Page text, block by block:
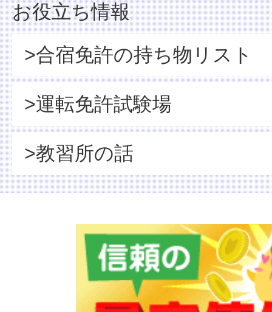
お役立ち情報
>合宿免許の持ち物リスト
>運転免許試験場
>教習所の話